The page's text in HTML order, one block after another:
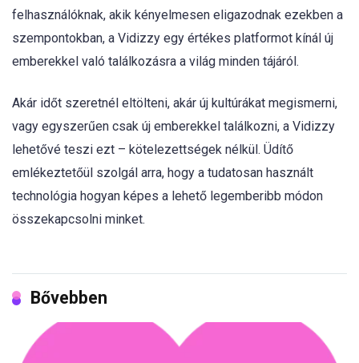
felhasználóknak, akik kényelmesen eligazodnak ezekben a
szempontokban, a Vidizzy egy értékes platformot kínál új
emberekkel való találkozásra a világ minden tájáról.
Akár időt szeretnél eltölteni, akár új kultúrákat megismerni,
vagy egyszerűen csak új emberekkel találkozni, a Vidizzy
lehetővé teszi ezt – kötelezettségek nélkül. Üdítő
emlékeztetőül szolgál arra, hogy a tudatosan használt
technológia hogyan képes a lehető legemberibb módon
összekapcsolni minket.
Bővebben